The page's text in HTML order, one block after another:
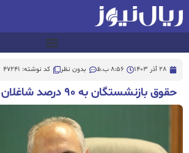
28 آذر 1403 8:56 ب.ظ بدون نظر کد نوشته: 47241
حقوق بازنشستگان به ۹۰ درصد شاغلان می رسد